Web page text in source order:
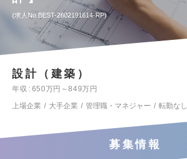
求人No.BEST-2602191614-RP
設計（建築）
年収
650万円～849万円
上場企業
大手企業 管理職・マネジャー 転勤なし
募集情報